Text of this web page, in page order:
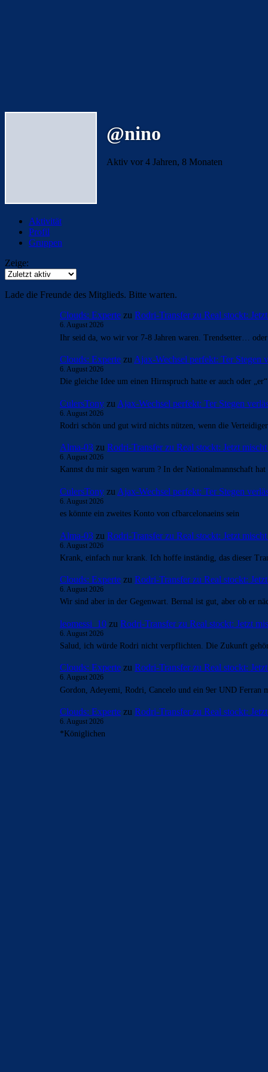
@nino
Aktiv vor 4 Jahren, 8 Monaten
Aktivität
Profil
Gruppen
Zeige:
Lade die Freunde des Mitglieds. Bitte warten.
Clouds: Experte zu Rodri-Transfer zu Real stockt:
6. August 2026
Ihr seid da, wo wir vor 7-8 Jahren waren. Trendsetter…
Clouds: Experte zu Ajax-Wechsel perfekt: Ter Stegen
6. August 2026
Die gleiche Idee um einen Hirnspruch hatte er auch oder
CulersTony zu Ajax-Wechsel perfekt: Ter Stegen
6. August 2026
Rodri schön und gut wird nichts nützen, wenn die
Alma-03 zu Rodri-Transfer zu Real stockt: Jetzt
6. August 2026
Kannst du mir sagen warum ? In der Nationalmannschaft
CulersTony zu Ajax-Wechsel perfekt: Ter Stegen
6. August 2026
es könnte ein zweites Konto von cfbarcelonaeins sein
Alma-03 zu Rodri-Transfer zu Real stockt: Jetzt
6. August 2026
Krank, einfach nur krank. Ich hoffe inständig, das dieser
Clouds: Experte zu Rodri-Transfer zu Real stockt:
6. August 2026
Wir sind aber in der Gegenwart. Bernal ist gut, aber ob er
leomessi_10 zu Rodri-Transfer zu Real stockt: Jetzt
6. August 2026
Salud, ich würde Rodri nicht verpflichten. Die Zukunft
Clouds: Experte zu Rodri-Transfer zu Real stockt:
6. August 2026
Gordon, Adeyemi, Rodri, Cancelo und ein 9er UND Ferran
Clouds: Experte zu Rodri-Transfer zu Real stockt:
6. August 2026
*Königlichen